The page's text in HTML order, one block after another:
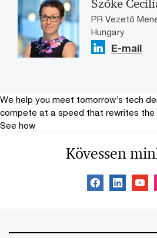
Szőke
PR Vezető
Hungary
E-mail
We help you meet tomorrow’s tech
compete at a speed that rewrites the
See how
Kövessen